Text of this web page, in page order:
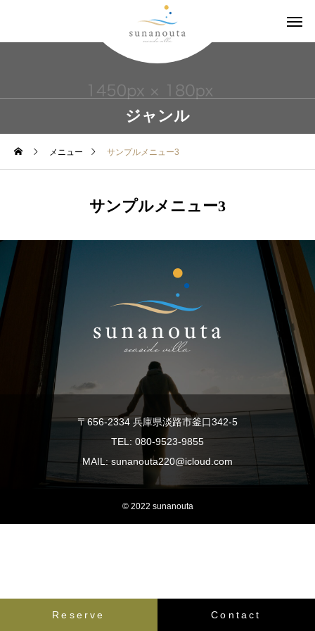
Reserve Contact
ジャンル
メニュー サンプルメニュー3
サンプルメニュー3
〒656-2334 兵庫県淡路市釜口342-5
TEL: 080-9523-9855
MAIL: sunanouta220@icloud.com
© 2022 sunanouta